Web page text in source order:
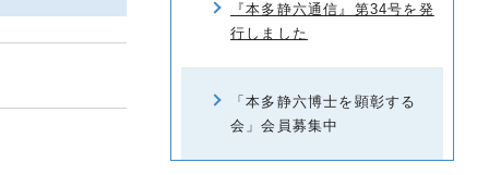
『本多静六通信』第34号を発
行しました
「本多静六博士を顕彰する
会」会員募集中